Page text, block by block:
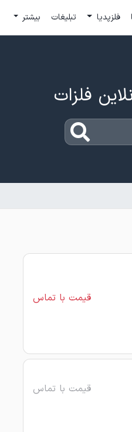
فلزپدیا تبلیغات بیشتر
قیمت با تماس
قیمت با تماس